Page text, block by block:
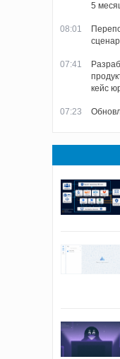
5
08:01
07:41
кейс
07:23